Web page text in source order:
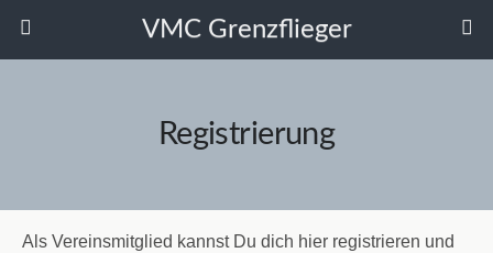
VMC Grenzflieger
Registrierung
Als Vereinsmitglied kannst Du dich hier registrieren und